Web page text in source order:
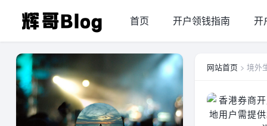
首页 开户领钱指南 开
网站首页 > 境外